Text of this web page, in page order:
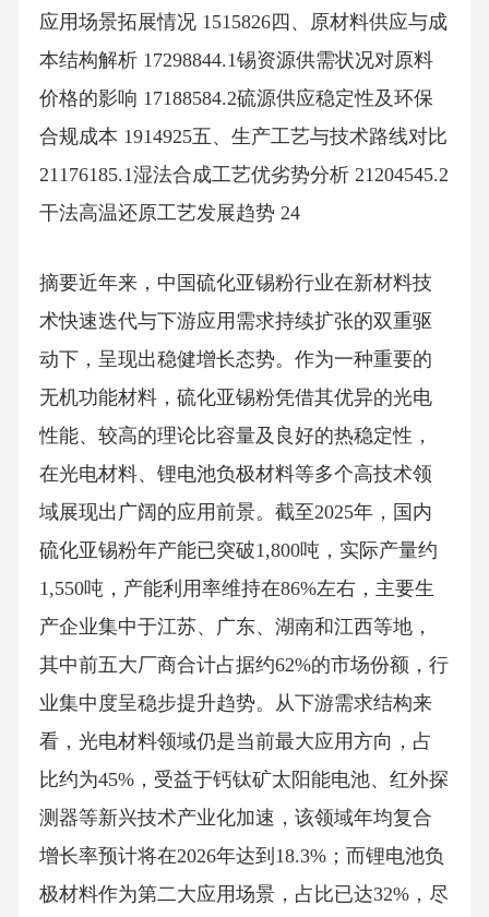
应用场景拓展情况 1515826四、原材料供应与成
本结构解析 17298844.1锡资源供需状况对原料
价格的影响 17188584.2硫源供应稳定性及环保
合规成本 1914925五、生产工艺与技术路线对比
21176185.1湿法合成工艺优劣势分析 21204545.2
干法高温还原工艺发展趋势 24
摘要近年来，中国硫化亚锡粉行业在新材料技
术快速迭代与下游应用需求持续扩张的双重驱
动下，呈现出稳健增长态势。作为一种重要的
无机功能材料，硫化亚锡粉凭借其优异的光电
性能、较高的理论比容量及良好的热稳定性，
在光电材料、锂电池负极材料等多个高技术领
域展现出广阔的应用前景。截至2025年，国内
硫化亚锡粉年产能已突破1,800吨，实际产量约
1,550吨，产能利用率维持在86%左右，主要生
产企业集中于江苏、广东、湖南和江西等地，
其中前五大厂商合计占据约62%的市场份额，行
业集中度呈稳步提升趋势。从下游需求结构来
看，光电材料领域仍是当前最大应用方向，占
比约为45%，受益于钙钛矿太阳能电池、红外探
测器等新兴技术产业化加速，该领域年均复合
增长率预计将在2026年达到18.3%；而锂电池负
极材料作为第二大应用场景，占比已达32%，尽